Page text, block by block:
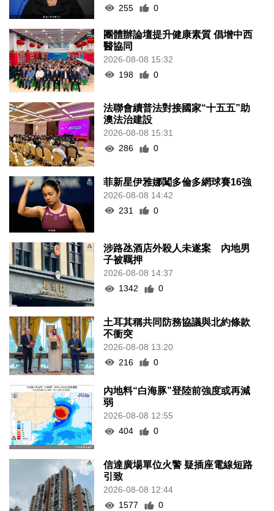
255 0
團體辦論壇提升健康素質 倡增中西
醫協同
2026-08-08 15:32
198
0
法聯會續普法對接國家“十五五”助
澳法治建設
2026-08-08 15:31
286
0
菲新星伊雅娜闖多倫多網球賽16強
2026-08-08 14:42
231
0
涉路氹酒店外殺人未遂案 內地男
子被羈押
2026-08-08 14:37
1342
0
土耳其稱共同防務協議與北約條款
不衝突
2026-08-08 13:20
216
0
內地料“白海豚”登陸前強度或再減
弱
2026-08-08 12:55
404
0
信達廣場單位火警 疑插座電線短路
引致
2026-08-08 12:44
1577
0